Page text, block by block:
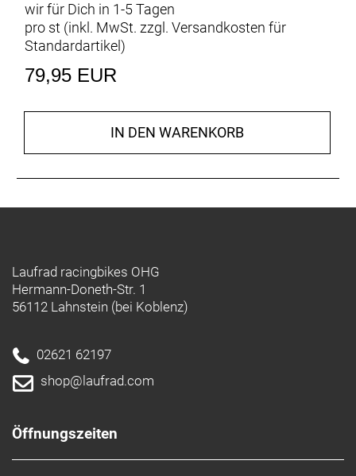
wir für Dich in 1-5 Tagen
pro st (inkl. MwSt. zzgl. Versandkosten für
Standardartikel)
79,95 EUR
IN DEN WARENKORB
Laufrad racingbikes OHG
Hermann-Doneth-Str. 1
56112 Lahnstein (bei Koblenz)
02621 62197
shop@laufrad.com
Öffnungszeiten